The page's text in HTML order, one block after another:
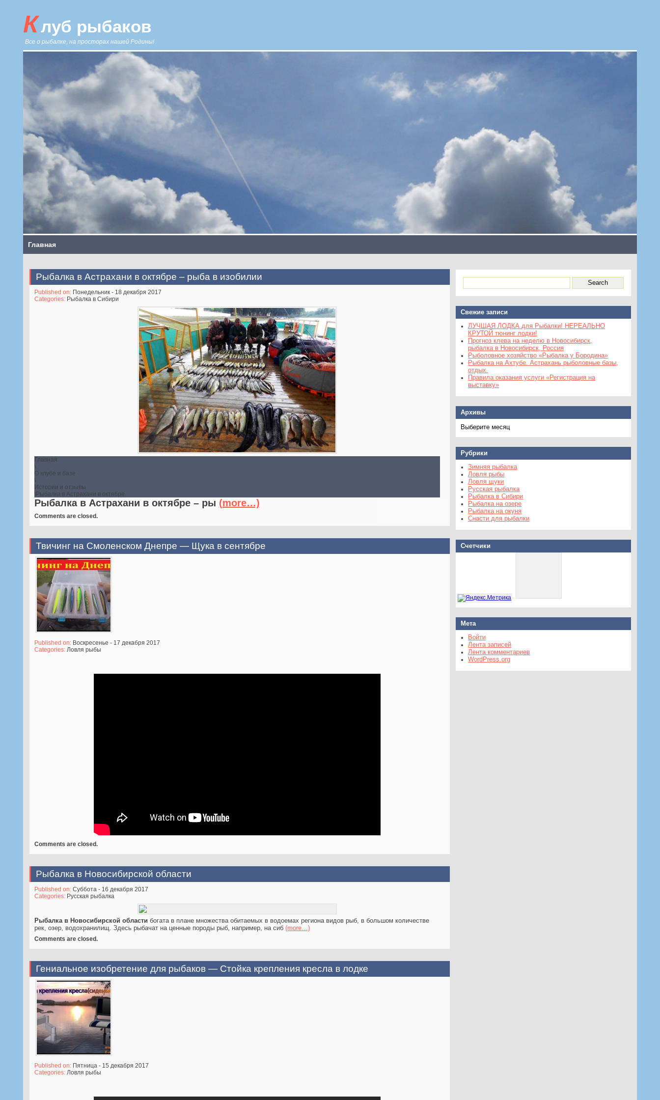
Клуб рыбаков
Все о рыбалке, на просторах нашей Родины!
Главная
Рыбалка в Астрахани в октябре – рыба в изобилии
Published on: Понедельник - 18 декабря 2017
Categories: Рыбалка в Сибири
Главная
\
О клубе и базе
\
Истории и отзывы
\Рыбалка в Астрахани в октябре.
Рыбалка в Астрахани в октябре – ры (more…)
Comments are closed.
Твичинг на Смоленском Днепре — Щука в сентябре
Published on: Воскресенье - 17 декабря 2017
Categories: Ловля рыбы
Comments are closed.
Рыбалка в Новосибирской области
Published on: Суббота - 16 декабря 2017
Categories: Русская рыбалка
Рыбалка в Новосибирской области богата в плане множества обитаемых в водоемах региона видов рыб, в большом количестве
рек, озер, водохранилищ. Здесь рыбачат на ценные породы рыб, например, на сиб (more…)
Comments are closed.
Гениальное изобретение для рыбаков — Стойка крепления кресла в лодке
Published on: Пятница - 15 декабря 2017
Categories: Ловля рыбы
Свежие записи
ЛУЧШАЯ ЛОДКА для Рыбалки! НЕРЕАЛЬНО
КРУТОЙ тюнинг лодки!
Прогноз клева на неделю в Новосибирск,
рыбалка в Новосибирск, Россия
Рыболовное хозяйство «Рыбалка у Бородина»
Рыбалка на Ахтубе. Астрахань рыболовные базы,
отдых.
Правила оказания услуги «Регистрация на
выставку»
Архивы
Архивы
Рубрики
Зимняя рыбалка
Ловля рыбы
Ловля щуки
Русская рыбалка
Рыбалка в Сибири
Рыбалка на озере
Рыбалка на окуня
Снасти для рыбалки
Счетчики
Мета
Войти
Лента записей
Лента комментариев
WordPress.org